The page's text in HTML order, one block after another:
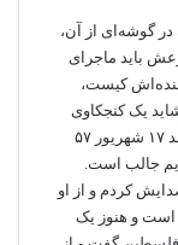
در گوشه‌ای از آن،
باید ماجرای
نویسنده‌اش کیست،
یک کنجکاوی
بی‌دلیل، باعث این کار شد و آن هم اینکه من متولد ۱۷ شهریور ۵۷
جالب است.
کردم و از او
است و هنوز یک